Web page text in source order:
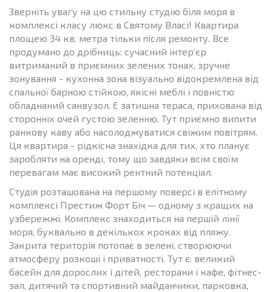
Зверніть увагу на цю стильну студію біля моря в
комплексі класу люкс в Святому Власі! Квартира
площею 34 кв. метра тільки після ремонту. Все
продумано до дрібниць: сучасний інтер'єр
витриманий в приємних зелених тонах, зручне
зонування - кухонна зона візуально відокремлена від
спальної барною стійкою, якісні меблі і повністю
обладнаний санвузол. Є затишна тераса, прихована від
сторонніх очей густою зеленню. Тут приємно випити
ранкову каву або насолоджуватися свіжим повітрям.
Ця квартира - рідкісна знахідка для тих, хто планує
заробляти на оренді, тому що завдяки всім своїм
перевагам має високий рентний потенціал.
Студія розташована на першому поверсі в елітному
комплексі Престиж Форт Біч — одному з кращих на
узбережжі. Комплекс знаходиться на першій лінії
моря, буквально в декількох кроках від пляжу.
Закрита територія потопає в зелені, створюючи
атмосферу розкоші і приватності. Тут є: великий
басейн для дорослих і дітей, ресторани і кафе, фітнес-
зал, дитячий та спортивний майданчики, парковка,